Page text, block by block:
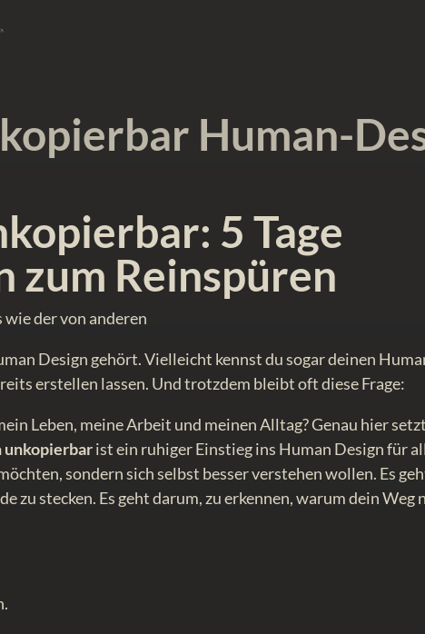
Human-
5 Tage
zum Reinspüren
der von anderen
Design gehört. Vielleicht kennst du sogar deinen
erstellen lassen. Und trotzdem bleibt oft diese Frage:
Leben, meine Arbeit und meinen Alltag? Genau hier
unkopierbarist ein ruhiger Einstieg ins Human Design für
sondern sich selbst besser verstehen wollen. Es
zu stecken. Es geht darum, zu erkennen, warum dein Weg